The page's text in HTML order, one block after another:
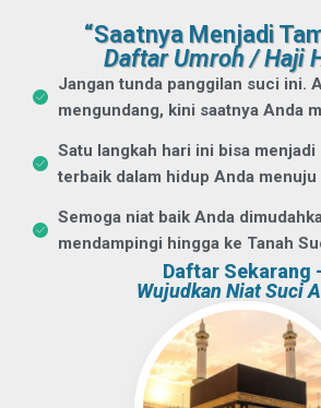
“Saatnya Menjadi
Daftar Umroh / Haji
Jangan tunda panggilan suci ini.
mengundang, kini saatnya Anda
Satu langkah hari ini bisa menjadi
terbaik dalam hidup Anda menuju
Semoga niat baik Anda
mendampingi hingga ke Tanah
Daftar Sekarang
Wujudkan Niat Suci